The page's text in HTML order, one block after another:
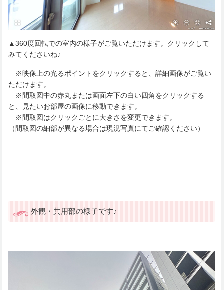
▲360度回転での室内の様子がご覧いただけます。クリックして
みてくださいね♪
※映像上の光るポイントをクリックすると、詳細画像がご覧い
ただけます。
※間取図中の赤丸または画面左下の白い四角をクリックする
と、見たいお部屋の画像に移動できます。
※間取図はクリックごとに大きさを変更できます。
（間取図の細部が異なる場合は現況写真にてご確認ください）
外観・共用部の様子です♪